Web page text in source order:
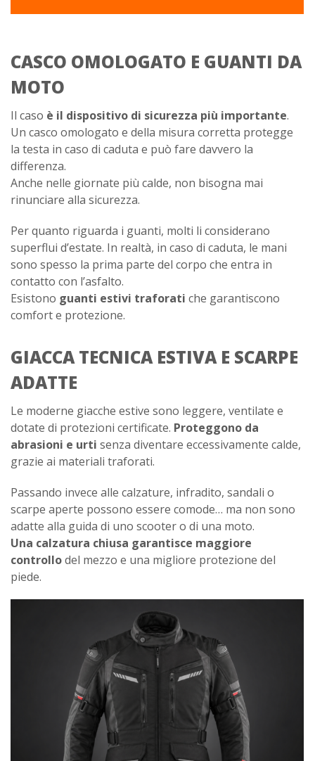
CASCO OMOLOGATO E GUANTI DA
MOTO
Il caso è il dispositivo di sicurezza più importante.
Un casco omologato e della misura corretta protegge
la testa in caso di caduta e può fare davvero la
differenza.
Anche nelle giornate più calde, non bisogna mai
rinunciare alla sicurezza.
Per quanto riguarda i guanti, molti li considerano
superflui d’estate. In realtà, in caso di caduta, le mani
sono spesso la prima parte del corpo che entra in
contatto con l’asfalto.
Esistono guanti estivi traforati che garantiscono
comfort e protezione.
GIACCA TECNICA ESTIVA E SCARPE
ADATTE
Le moderne giacche estive sono leggere, ventilate e
dotate di protezioni certificate. Proteggono da
abrasioni e urti senza diventare eccessivamente calde,
grazie ai materiali traforati.
Passando invece alle calzature, infradito, sandali o
scarpe aperte possono essere comode… ma non sono
adatte alla guida di uno scooter o di una moto.
Una calzatura chiusa garantisce maggiore
controllodel mezzo e una migliore protezione del
piede.